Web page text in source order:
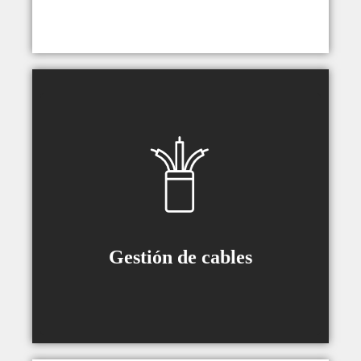
Gestión de cables
Se incluyen guías de cables (tipo
asegurar que el movimiento sea
desconecten de sus enchufes.